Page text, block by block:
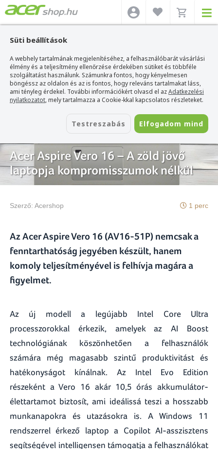
Süti beállítások
A webhely tartalmának megjelenítéséhez, a felhasználóbarát vásárlási
élmény és a teljesítmény ellenőrzése érdekében sütiket és többféle
szolgáltatást használunk. Számunkra fontos, hogy kényelmesen
böngéssz az oldalon és az is fontos, hogy releváns tartalmakat láss,
ami tényleg érdekel. További információkért olvasd el azAdatkezelési
nyilatkozatot, mely tartalmazza a Cookie-kkal kapcsolatos részleteket.
Testreszabás Elfogadom mind
Acer webshop>Hírek>Acer Aspire Vero 16 – A zöld jövő laptopja
kompromisszumok nélkül
Acer Aspire Vero 16 – A zöld jövő
laptopja kompromisszumok nélkül
Szerző: Acershop 1 perc
Az Acer Aspire Vero 16 (AV16-51P) nemcsak a
fenntarthatóság jegyében készült, hanem
komoly teljesítményével is felhívja magára a
figyelmet.
Az új modell a legújabb Intel Core Ultra
processzorokkal érkezik, amelyek az AI Boost
technológiának köszönhetően a felhasználók
számára még magasabb szintű produktivitást és
hatékonyságot kínálnak. Az Intel Evo Edition
részeként a Vero 16 akár 10,5 órás akkumulátor-
élettartamot biztosít, ami ideálissá teszi a hosszabb
munkanapokra és utazásokra is​. A Windows 11
rendszerrel érkező laptop a Copilot AI-asszisztens
segítségével intelligensen támogatja a felhasználókat